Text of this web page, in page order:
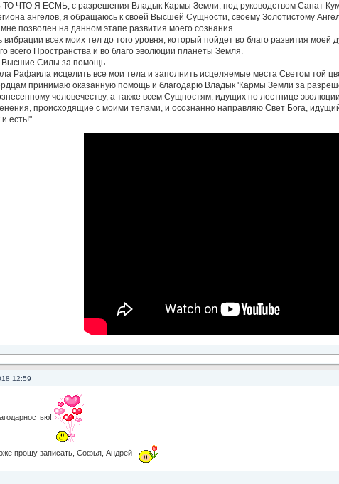
ЧТО Я ЕСМЬ, с разрешения Владык Кармы Земли, под руководством Санат
ангелов, я обращаюсь к своей Высшей Сущности, своему Золотистому
позволен на данном этапе развития моего сознания.
всех моих тел до того уровня, который пойдет во благо развития
всего Пространства и во благо эволюции планеты Земля.
Высшие Силы за помощь.
Рафаила исцелить все мои тела и заполнить исцеляемые места Светом той
принимаю оказанную помощь и благодарю Владык 'Кармы Земли за
человечеству, а также всем Сущностям, идущих по лестнице
происходящие с моими телами, и осознанно направляю Свет Бога,
есть!"
12:59
прошу записать, Софья, Андрей